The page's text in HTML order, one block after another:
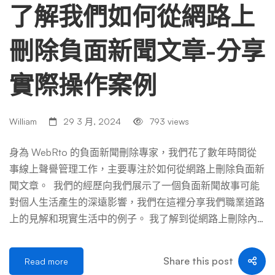
估計網站的強度。域名權威度的評分範圍為 0 到 100。域名
權威度超過 80 分的網站通常被認為是網絡上最強大的網站
之一。 在查看國家新聞媒體時，我們可以看到幾乎所有排
名靠前的網站都有 90+ 的域名權威分數： 即使深入到當地
媒體，我們仍然可以看到非常強的域名權威分數。由於我們
位於北卡羅來納州羅利，因此我們從較大的本地機構中獲取
絡中一些最強大的網站。這意味著在這些網站上發布的文章
可以輕鬆地針對競爭性較低的關鍵字進行排名。雖然這對於
這些網站來說非常有用，但當撰寫負面報導並對與您的在線
聲譽相關的關鍵字進行排名時，它可能不太理想。 如何從
Google 搜索中刪除負面新聞文章？ 您可以通過要求記者刪
面文章的其 […] …
了解我們如何從網路上
刪除負面新聞文章-分享
實際操作案例
William 29 3 月, 2024 793 views
身為 WebRto 的負面新聞刪除專家，我們花了數年時間從
事線上聲譽管理工作，主要專注於如何從網路上刪除負面新
聞文章。 我們的經歷向我們展示了一個負面新聞故事可能
對個人生活產生的深遠影響，我們在這裡分享我們職業道路
上的見解和現實生活中的例子。 我了解到從網路上刪除內
戰，從法律障礙到網路的固有本質。 現在，讓我為您分解
這些挑戰。 網路的持久性 首先，網路被設計成一個巨大
Read more Share this post